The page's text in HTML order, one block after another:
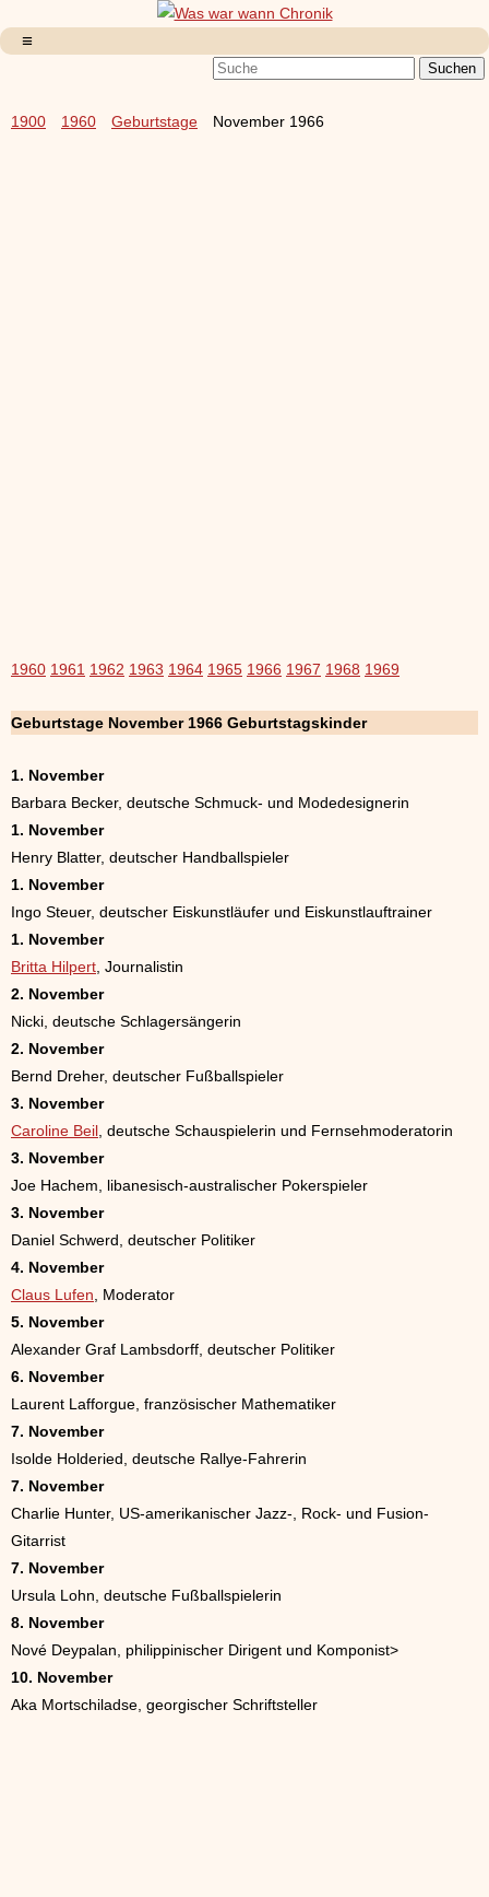
1900 1960 Geburtstage November 1966
1960 1961 1962 1963 1964 1965 1966 1967 1968 1969
Geburtstage November 1966 Geburtstagskinder
1. November
Barbara Becker, deutsche Schmuck- und Modedesignerin
1. November
Henry Blatter, deutscher Handballspieler
1. November
Ingo Steuer, deutscher Eiskunstläufer und Eiskunstlauftrainer
1. November
Britta Hilpert , Journalistin
2. November
Nicki, deutsche Schlagersängerin
2. November
Bernd Dreher, deutscher Fußballspieler
3. November
Caroline Beil , deutsche Schauspielerin und Fernsehmoderatorin
3. November
Joe Hachem, libanesisch-australischer Pokerspieler
3. November
Daniel Schwerd, deutscher Politiker
4. November
Claus Lufen , Moderator
5. November
Alexander Graf Lambsdorff, deutscher Politiker
6. November
Laurent Lafforgue, französischer Mathematiker
7. November
Isolde Holderied, deutsche Rallye-Fahrerin
7. November
Charlie Hunter, US-amerikanischer Jazz-, Rock- und Fusion-
Gitarrist
7. November
Ursula Lohn, deutsche Fußballspielerin
8. November
Nové Deypalan, philippinischer Dirigent und Komponist>
10. November
Aka Mortschiladse, georgischer Schriftsteller